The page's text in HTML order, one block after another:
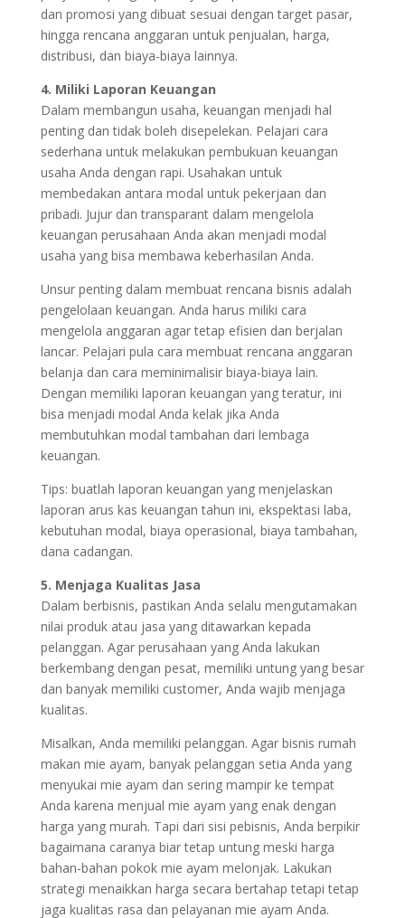
dan promosi yang dibuat sesuai dengan target pasar,
hingga rencana anggaran untuk penjualan, harga,
distribusi, dan biaya-biaya lainnya.
4. Miliki Laporan Keuangan
Dalam membangun usaha, keuangan menjadi hal
penting dan tidak boleh disepelekan. Pelajari cara
sederhana untuk melakukan pembukuan keuangan
usaha Anda dengan rapi. Usahakan untuk
membedakan antara modal untuk pekerjaan dan
pribadi. Jujur dan transparant dalam mengelola
keuangan perusahaan Anda akan menjadi modal
usaha yang bisa membawa keberhasilan Anda.
Unsur penting dalam membuat rencana bisnis adalah
pengelolaan keuangan. Anda harus miliki cara
mengelola anggaran agar tetap efisien dan berjalan
lancar. Pelajari pula cara membuat rencana anggaran
belanja dan cara meminimalisir biaya-biaya lain.
Dengan memiliki laporan keuangan yang teratur, ini
bisa menjadi modal Anda kelak jika Anda
membutuhkan modal tambahan dari lembaga
keuangan.
Tips: buatlah laporan keuangan yang menjelaskan
laporan arus kas keuangan tahun ini, ekspektasi laba,
kebutuhan modal, biaya operasional, biaya tambahan,
dana cadangan.
5. Menjaga Kualitas Jasa
Dalam berbisnis, pastikan Anda selalu mengutamakan
nilai produk atau jasa yang ditawarkan kepada
pelanggan. Agar perusahaan yang Anda lakukan
berkembang dengan pesat, memiliki untung yang besar
dan banyak memiliki customer, Anda wajib menjaga
kualitas.
Misalkan, Anda memiliki pelanggan. Agar bisnis rumah
makan mie ayam, banyak pelanggan setia Anda yang
menyukai mie ayam dan sering mampir ke tempat
Anda karena menjual mie ayam yang enak dengan
harga yang murah. Tapi dari sisi pebisnis, Anda berpikir
bagaimana caranya biar tetap untung meski harga
bahan-bahan pokok mie ayam melonjak. Lakukan
strategi menaikkan harga secara bertahap tetapi tetap
jaga kualitas rasa dan pelayanan mie ayam Anda.